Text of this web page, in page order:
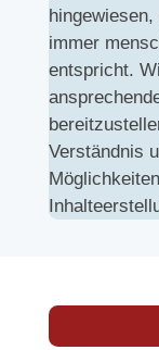
immer
entspricht.
Verständnis